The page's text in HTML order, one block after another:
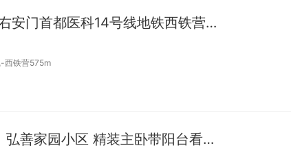
可月付可短住佑安医院右安门首都医科14号线地铁西铁营站昆仑域
西铁营575m
新上好房 十里河地铁口 弘善家园小区 精装主卧带阳台看房随时